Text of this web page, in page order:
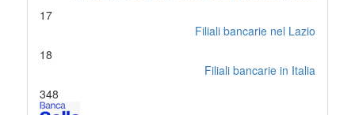
17
Filiali bancarie nel Lazio
18
Filiali bancarie in Italia
348